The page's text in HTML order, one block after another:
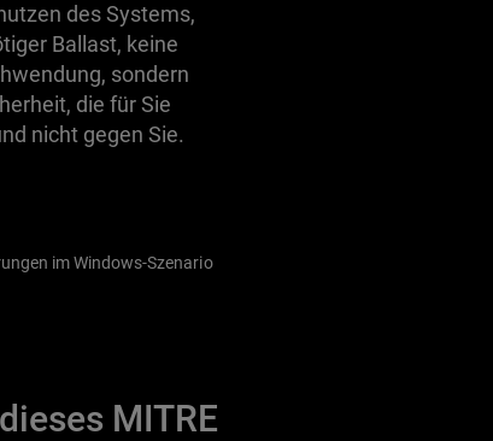
des Systems,
Ballast, keine
sondern
die für Sie
nicht gegen Sie.
im Windows-Szenario
MITRE